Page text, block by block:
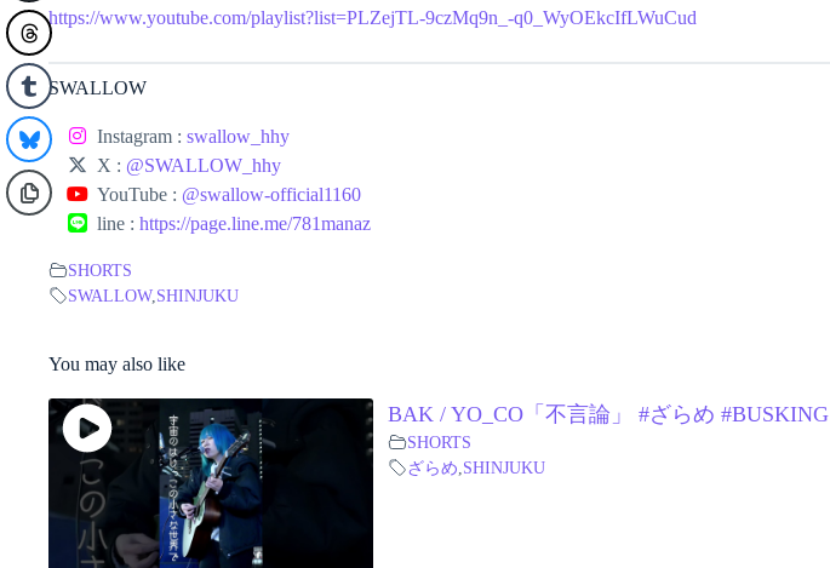
https://www.youtube.com/playlist?list=PLZejTL-9czMq9n_-q0_WyOEkcIfLWuCud
SWALLOW
Instagram : swallow_hhy
X : @SWALLOW_hhy
YouTube : @swallow-official1160
line : https://page.line.me/781manaz
SHORTS
SWALLOW, SHINJUKU
You may also like
BAK / YO_CO「不言論」 #ざらめ #BUSKING
SHORTS
ざらめ SHINJUKU